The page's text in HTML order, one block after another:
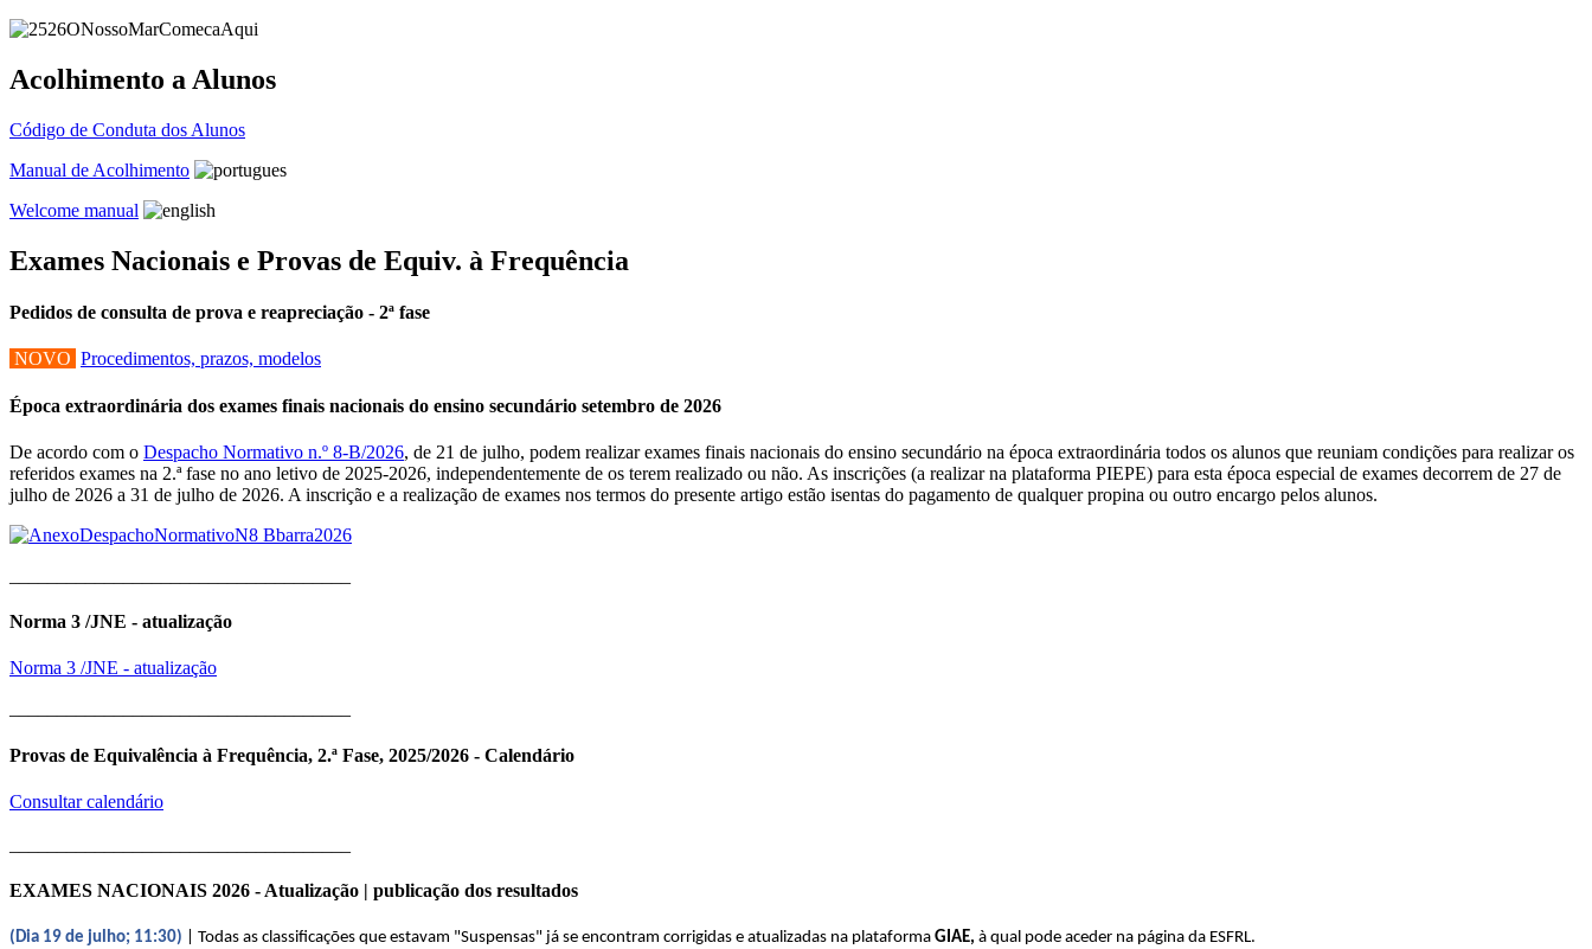
Acolhimento a Alunos
Código de Conduta dos Alunos
Manual de Acolhimento
Welcome manual
Exames Nacionais e Provas de Equiv. à Frequência
Pedidos de consulta de prova e reapreciação - 2ª fase
NOVO Procedimentos, prazos, modelos
Época extraordinária dos exames finais nacionais do ensino secundário setembro de 2026
De acordo com o Despacho Normativo n.º 8-B/2026, de 21 de julho, podem realizar exames finais nacionais do ensino secundário na época extraordinária todos os alunos que reuniam condições para realizar os
referidos exames na 2.ª fase no ano letivo de 2025-2026, independentemente de os terem realizado ou não. As inscrições (a realizar na plataforma PIEPE) para esta época especial de exames decorrem de 27 de
julho de 2026 a 31 de julho de 2026. A inscrição e a realização de exames nos termos do presente artigo estão isentas do pagamento de qualquer propina ou outro encargo pelos alunos.
Norma 3 /JNE - atualização
Norma 3 /JNE - atualização
Provas de Equivalência à Frequência, 2.ª Fase, 2025/2026 - Calendário
Consultar calendário
EXAMES NACIONAIS 2026 - Atualização | publicação dos resultados
(Dia 19 de julho; 11:30) | Todas as classificações que estavam "Suspensas" já se encontram corrigidas e atualizadas na plataforma GIAE, à qual pode aceder na página da ESFRL.